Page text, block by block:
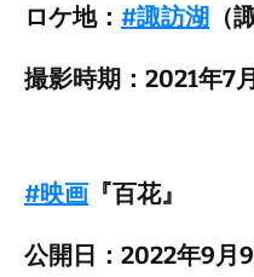
ロケ地： #諏訪湖 （
撮影時期：2021年7月
#映画 『百花』
公開日：2022年9月